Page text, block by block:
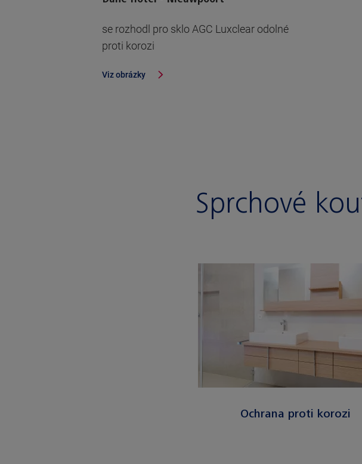
se rozhodl pro sklo AGC Luxclear odolné
proti korozi
Viz obrázky
Sprchové
Ochrana proti korozi